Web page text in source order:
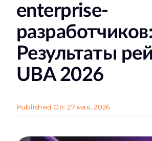
enterprise-
разработчиков:
Результаты
UBA 2026
Published On: 27 мая, 2026